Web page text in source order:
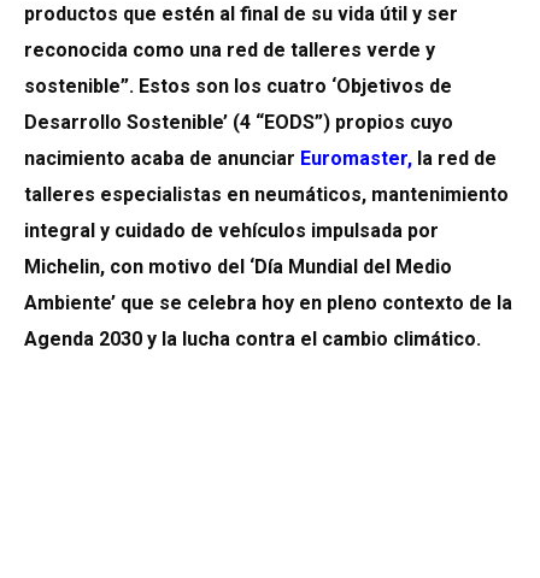
productos que estén al final de su vida útil y ser
reconocida como una red de talleres verde y
sostenible”. Estos son los cuatro ‘Objetivos de
Desarrollo Sostenible’ (4 “EODS”) propios cuyo
nacimiento acaba de anunciar Euromaster, la red de
talleres especialistas en neumáticos, mantenimiento
integral y cuidado de vehículos impulsada por
Michelin, con motivo del ‘Día Mundial del Medio
Ambiente’ que se celebra hoy en pleno contexto de la
Agenda 2030 y la lucha contra el cambio climático.